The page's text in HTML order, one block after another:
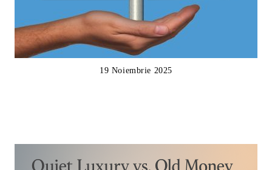
19 Noiembrie 2025